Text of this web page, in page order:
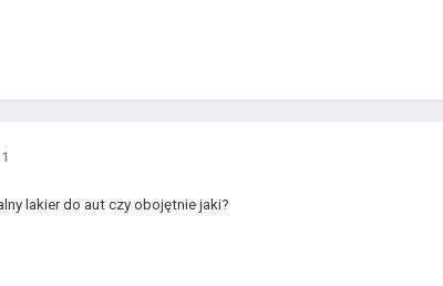
lakier do aut czy obojętnie jaki?